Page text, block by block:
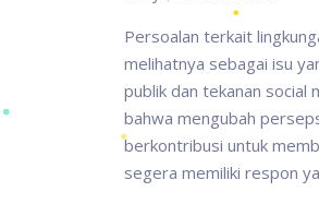
Persoalan terkait
melihatnya sebagai isu
publik dan tekanan social
bahwa mengubah
berkontribusi untuk
segera memiliki respon